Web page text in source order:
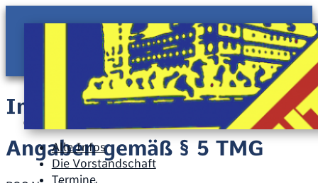
Alle Infos
Die Vorstandschaft
Termine
Kontakt
Alle Infos
Die Vorstandschaft
Termine
Impressum
Angaben gemäß § 5 TMG